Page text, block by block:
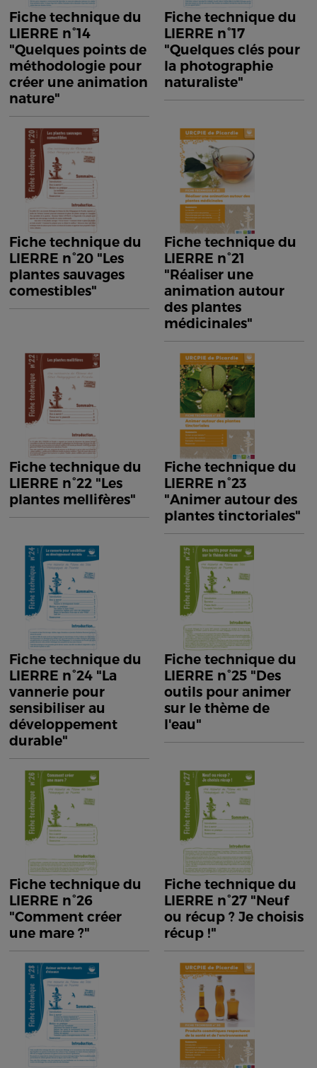
Fiche technique du
LIERRE n°14
"Quelques points de
méthodologie pour
créer une animation
nature"
Fiche technique du
LIERRE n°17
"Quelques clés pour
la photographie
naturaliste"
Fiche technique du
LIERRE n°20 "Les
plantes sauvages
comestibles"
Fiche technique du
LIERRE n°21
"Réaliser une
animation autour
des plantes
médicinales"
Fiche technique du
LIERRE n°22 "Les
plantes mellifères"
Fiche technique du
LIERRE n°23
"Animer autour des
plantes tinctoriales"
Fiche technique du
LIERRE n°24 "La
vannerie pour
sensibiliser au
développement
durable"
Fiche technique du
LIERRE n°25 "Des
outils pour animer
sur le thème de
l'eau"
Fiche technique du
LIERRE n°26
"Comment créer
une mare ?"
Fiche technique du
LIERRE n°27 "Neuf
ou récup ? Je choisis
récup !"